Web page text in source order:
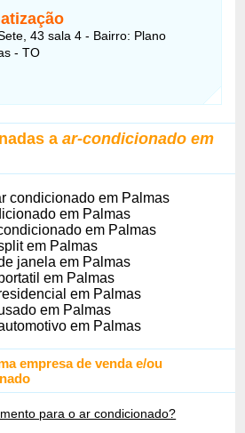
43 sala 4 - Bairro: Plano
- TO
aar-condicionado em
condicionado em Palmas
em Palmas
em Palmas
em Palmas
janela em Palmas
em Palmas
em Palmas
em Palmas
em Palmas
empresa de venda e/ou
para o ar condicionado?